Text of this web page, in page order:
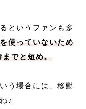
というファンも多
使っていないため
でと短め。
う場合には、移動
♪